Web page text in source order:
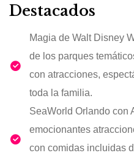
Destacados
Magia de Walt Disney
de los parques
con atracciones,
toda la familia.
SeaWorld Orlando con
emocionantes
con comidas incluidas